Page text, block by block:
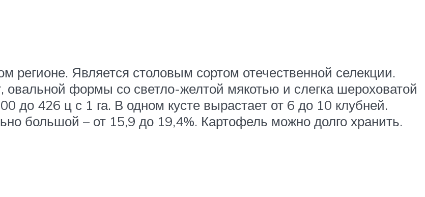
регионе. Является столовым сортом отечественной селекции.
овальной формы со светло-желтой мякотью и слегка шероховатой
до 426 ц с 1 га. В одном кусте вырастает от 6 до 10 клубней.
большой – от 15,9 до 19,4%. Картофель можно долго хранить.